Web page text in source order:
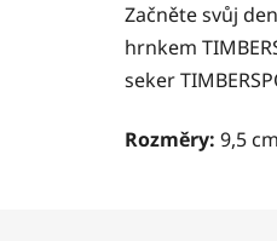
Začněte svůj
hrnkem
seker
Rozměry: 9,5